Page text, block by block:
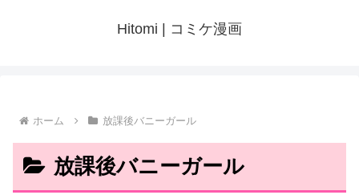
Hitomi | コミケ漫画
ホーム 放課後バニーガール
放課後バニーガール